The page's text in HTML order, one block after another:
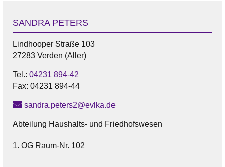
SANDRA PETERS
Lindhooper Straße 103
27283 Verden (Aller)
Tel.: 04231 894-42
Fax: 04231 894-44
sandra.peters2@evlka.de
Abteilung Haushalts- und Friedhofswesen
1. OG Raum-Nr. 102